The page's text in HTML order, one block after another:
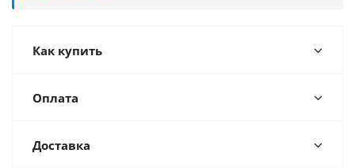
Как купить
Оплата
Доставка